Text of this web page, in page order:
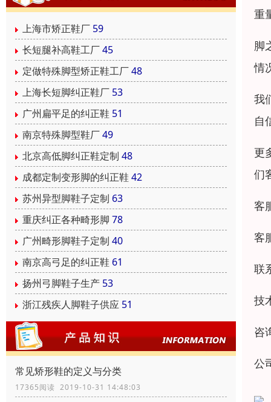
上海市矫正鞋厂 59
长短腿补高鞋工厂45
定做特殊脚型矫正鞋工厂48
上海长短脚纠正鞋厂 53
广州扁平足的纠正鞋 51
南京特殊脚型鞋厂49
北京高低脚纠正鞋定制 48
成都定制变形脚的纠正鞋 42
苏州异型脚鞋子定制 63
重庆纠正各种畸形脚 78
广州畸形脚鞋子定制 40
南京高弓足的纠正鞋 61
扬州弓脚鞋子生产 53
浙江残疾人脚鞋子供应 51
常见矫形鞋的定义与分类
17365阅读 2019-10-31 14:48:03
重
脚
情
我
自
更
们
客
客
联
技
咨
公